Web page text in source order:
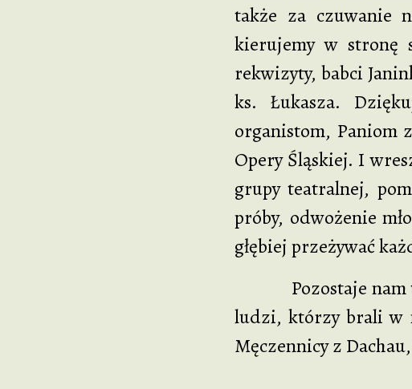
także za czuwanie
kierujemy w stronę
rekwizyty, babci
ks. Łukasza.
organistom, Paniom
Opery Śląskiej. I
grupy teatralnej,
próby, odwożenie
głębiej przeżywać
Pozostaje nam
ludzi, którzy brali w
Męczennicy z